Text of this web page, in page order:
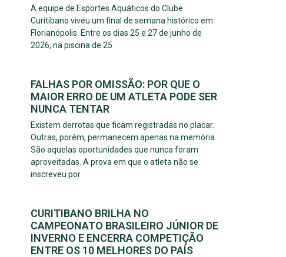
A equipe de Esportes Aquáticos do Clube
Curitibano viveu um final de semana histórico em
Florianópolis. Entre os dias 25 e 27 de junho de
2026, na piscina de 25
FALHAS POR OMISSÃO: POR QUE O
MAIOR ERRO DE UM ATLETA PODE SER
NUNCA TENTAR
Existem derrotas que ficam registradas no placar.
Outras, porém, permanecem apenas na memória.
São aquelas oportunidades que nunca foram
aproveitadas. A prova em que o atleta não se
inscreveu por
CURITIBANO BRILHA NO
CAMPEONATO BRASILEIRO JÚNIOR DE
INVERNO E ENCERRA COMPETIÇÃO
ENTRE OS 10 MELHORES DO PAÍS